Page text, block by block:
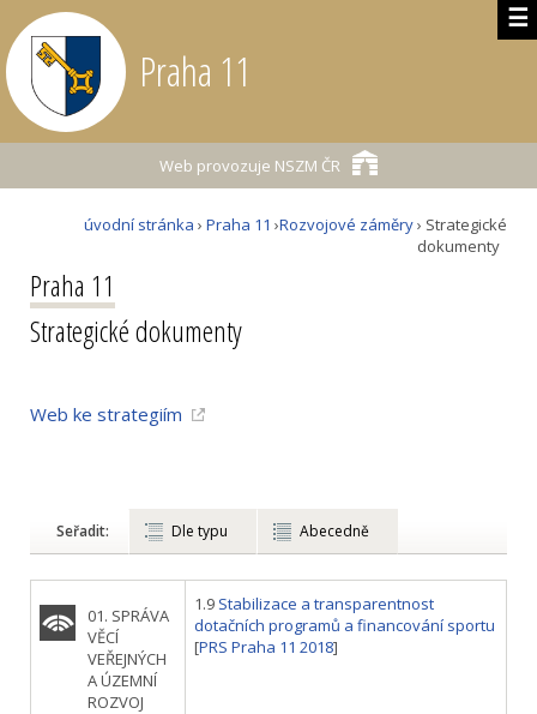
☰
Praha 11
Web provozuje NSZM ČR
úvodní stránka › Praha 11 ›Rozvojové záměry› Strategické
dokumenty
Praha 11
Strategické dokumenty
Web ke strategiím
Seřadit: Dle typu Abecedně
01. SPRÁVA
VĚCÍ
VEŘEJNÝCH
A ÚZEMNÍ
ROZVOJ
1.9 Stabilizace a transparentnost
dotačních programů a financování sportu
[PRS Praha 11 2018]